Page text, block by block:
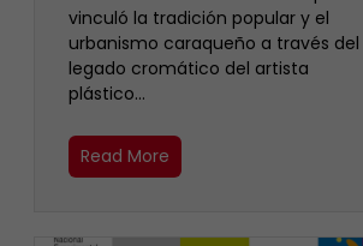
vinculó la tradición popular y el
urbanismo caraqueño a través del
legado cromático del artista
plástico…
Read More